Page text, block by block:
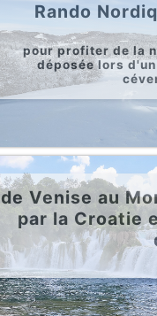
Rando
pour profiter de la
déposée lors
de Venise au
par la Croatie